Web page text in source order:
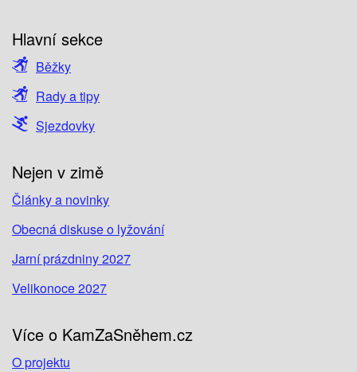
Hlavní sekce
Běžky
Rady a tipy
Sjezdovky
Nejen v zimě
Články a novinky
Obecná diskuse o lyžování
Jarní prázdniny 2027
Velikonoce 2027
Více o KamZaSněhem.cz
O projektu